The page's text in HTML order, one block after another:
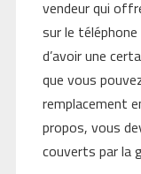
vendeur qui
sur le
d’avoir une
que vous
remplacement
propos, vous
couverts par la